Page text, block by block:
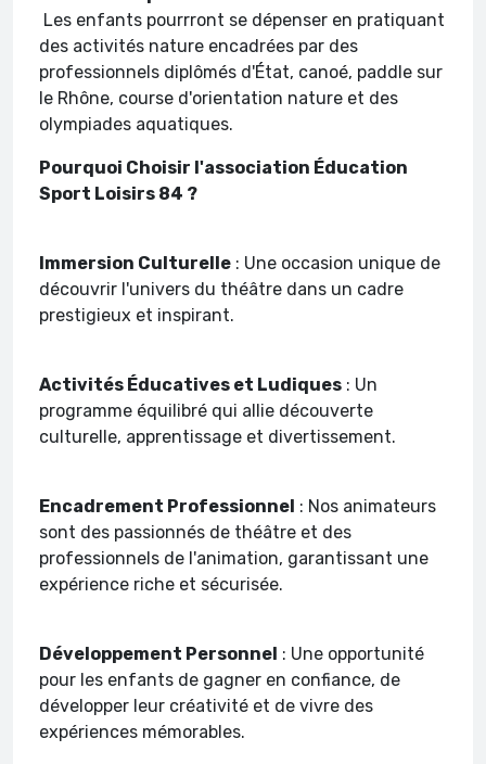
Les enfants pourrront se dépenser en pratiquant
des activités nature encadrées par des
professionnels diplômés d'État, canoé, paddle sur
le Rhône, course d'orientation nature et des
olympiades aquatiques.
Pourquoi Choisir l'association Éducation
Sport Loisirs 84 ?
Immersion Culturelle : Une occasion unique de
découvrir l'univers du théâtre dans un cadre
prestigieux et inspirant.
Activités Éducatives et Ludiques : Un
programme équilibré qui allie découverte
culturelle, apprentissage et divertissement.
Encadrement Professionnel : Nos animateurs
sont des passionnés de théâtre et des
professionnels de l'animation, garantissant une
expérience riche et sécurisée.
Développement Personnel : Une opportunité
pour les enfants de gagner en confiance, de
développer leur créativité et de vivre des
expériences mémorables.